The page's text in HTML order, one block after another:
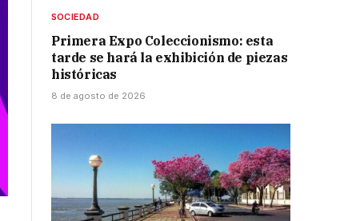
SOCIEDAD
Primera Expo Coleccionismo: esta
tarde se hará la exhibición de piezas
históricas
8 de agosto de 2026